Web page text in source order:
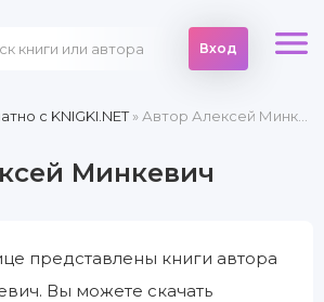
Вход
c KNIGKI.NET» Автор Алексей Минкевич
Минкевич
представлены книги автора
Вы можете скачать